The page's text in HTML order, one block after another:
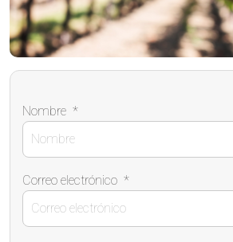
Nombre *
Correo electrónico *